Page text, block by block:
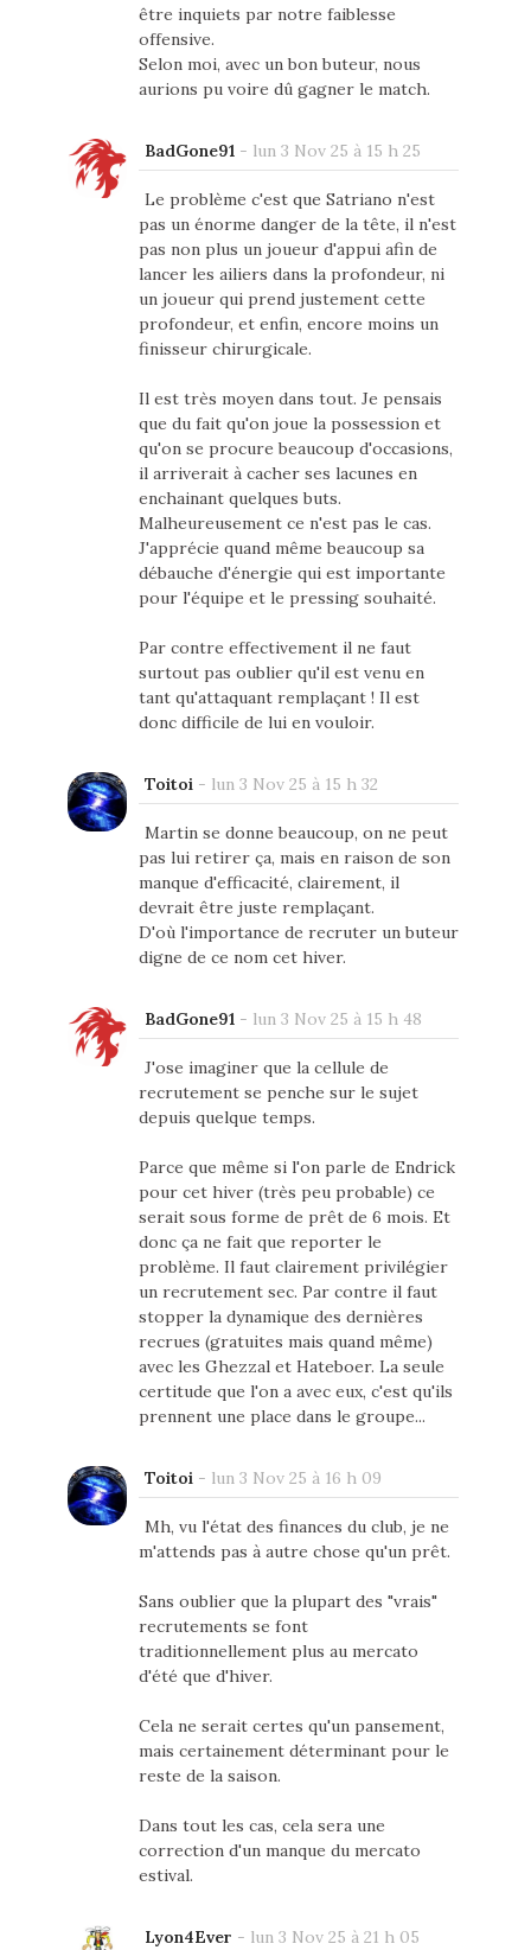
être inquiets par notre faiblesse
offensive.
Selon moi, avec un bon buteur, nous
aurions pu voire dû gagner le match.
BadGone91 - lun 3 Nov 25 à 15 h 25
Le problème c'est que Satriano n'est
pas un énorme danger de la tête, il n'est
pas non plus un joueur d'appui afin de
lancer les ailiers dans la profondeur, ni
un joueur qui prend justement cette
profondeur, et enfin, encore moins un
finisseur chirurgicale.
Il est très moyen dans tout. Je pensais
que du fait qu'on joue la possession et
qu'on se procure beaucoup d'occasions,
il arriverait à cacher ses lacunes en
enchainant quelques buts.
Malheureusement ce n'est pas le cas.
J'apprécie quand même beaucoup sa
débauche d'énergie qui est importante
pour l'équipe et le pressing souhaité.
Par contre effectivement il ne faut
surtout pas oublier qu'il est venu en
tant qu'attaquant remplaçant ! Il est
donc difficile de lui en vouloir.
Toitoi - lun 3 Nov 25 à 15 h 32
Martin se donne beaucoup, on ne peut
pas lui retirer ça, mais en raison de son
manque d'efficacité, clairement, il
devrait être juste remplaçant.
D'où l'importance de recruter un buteur
digne de ce nom cet hiver.
BadGone91 - lun 3 Nov 25 à 15 h 48
J'ose imaginer que la cellule de
recrutement se penche sur le sujet
depuis quelque temps.
Parce que même si l'on parle de Endrick
pour cet hiver (très peu probable) ce
serait sous forme de prêt de 6 mois. Et
donc ça ne fait que reporter le
problème. Il faut clairement privilégier
un recrutement sec. Par contre il faut
stopper la dynamique des dernières
recrues (gratuites mais quand même)
avec les Ghezzal et Hateboer. La seule
certitude que l'on a avec eux, c'est qu'ils
prennent une place dans le groupe...
Toitoi - lun 3 Nov 25 à 16 h 09
Mh, vu l'état des finances du club, je ne
m'attends pas à autre chose qu'un prêt.
Sans oublier que la plupart des "vrais"
recrutements se font
traditionnellement plus au mercato
d'été que d'hiver.
Cela ne serait certes qu'un pansement,
mais certainement déterminant pour le
reste de la saison.
Dans tout les cas, cela sera une
correction d'un manque du mercato
estival.
Lyon4Ever - lun 3 Nov 25 à 21 h 05